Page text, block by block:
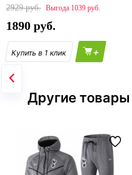
2929
1039
1890
+
Другие товары